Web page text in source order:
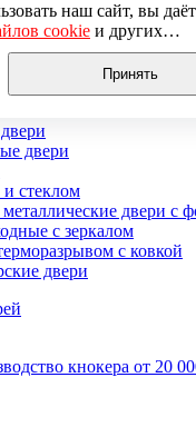
стальные двери
входные двери
двери 2 мм
двери 3 мм
двери 4 мм
двери
стеклом
двери с
с зеркалом
с ковкой
двери
кнокера от 20
наш сайт, вы
cookieи других
данных (включая IP-
действиях на сайте и т. п.)
сайта, проведения
аналитики
соответствии с нашей
персональных данных.
чтобы ваши данные
в браузере или
Принять